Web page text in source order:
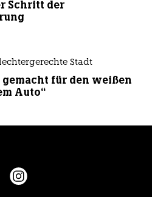
Schritt der
Stadt
gemacht für den weißen
Auto“